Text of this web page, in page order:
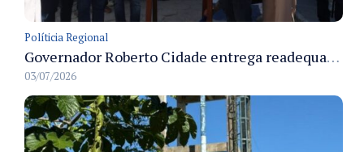
Políticia Regional
Governador Roberto Cidade entrega readequação do ambulatório da FCecon e amplia capacidade de atendimento oncológico em Manaus
03/07/2026